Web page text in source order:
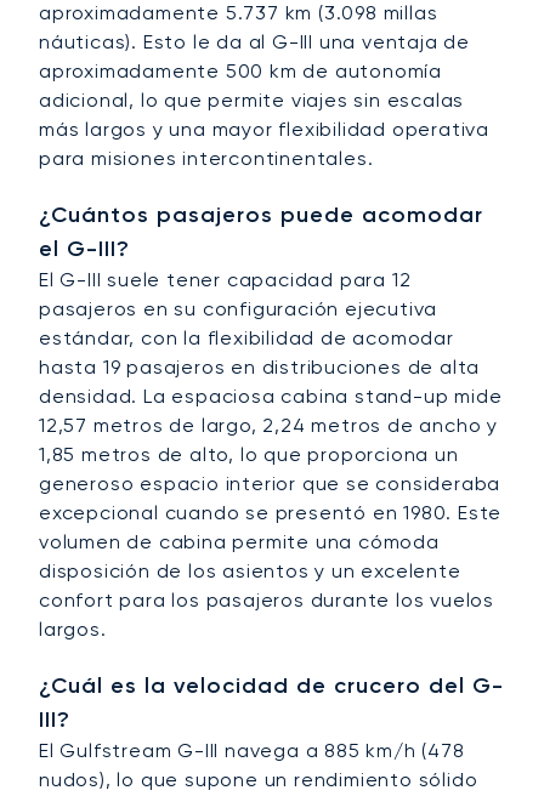
aproximadamente 5.737 km (3.098 millas
náuticas). Esto le da al G-III una ventaja de
aproximadamente 500 km de autonomía
adicional, lo que permite viajes sin escalas
más largos y una mayor flexibilidad operativa
para misiones intercontinentales.
¿Cuántos pasajeros puede acomodar
el G-III?
El G-III suele tener capacidad para 12
pasajeros en su configuración ejecutiva
estándar, con la flexibilidad de acomodar
hasta 19 pasajeros en distribuciones de alta
densidad. La espaciosa cabina stand-up mide
12,57 metros de largo, 2,24 metros de ancho y
1,85 metros de alto, lo que proporciona un
generoso espacio interior que se consideraba
excepcional cuando se presentó en 1980. Este
volumen de cabina permite una cómoda
disposición de los asientos y un excelente
confort para los pasajeros durante los vuelos
largos.
¿Cuál es la velocidad de crucero del G-
III?
El Gulfstream G-III navega a 885 km/h (478
nudos), lo que supone un rendimiento sólido